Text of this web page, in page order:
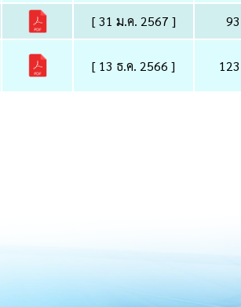
[ 31 ม.ค. 2567 ] 93
[ 13 ธ.ค. 2566 ] 123